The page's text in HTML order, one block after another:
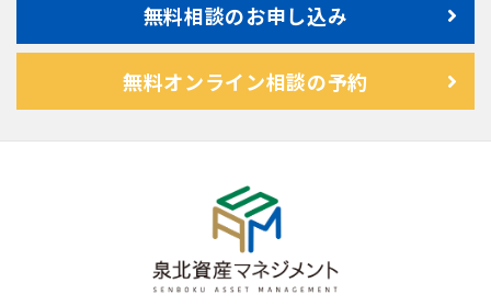
無料相談のお申し込み
無料オンライン相談の予約